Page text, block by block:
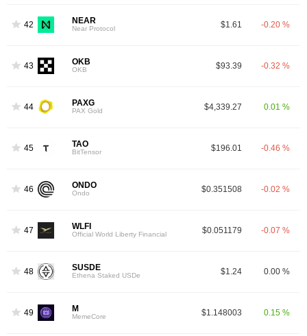
42 NEAR
Near Protocol $1.61 -0.20 %
43 OKB
OKB $93.39 -0.32 %
44 PAXG
PAX Gold $4,339.27 0.01 %
45 TAO
BitTensor $196.01 -0.46 %
46 ONDO
Ondo $0.351508 -0.02 %
47 WLFI
Official World Liberty Financial $0.051179 -0.07 %
48 SUSDE
Ethena Staked USDe $1.24 0.00 %
49 M
MemeCore $1.148003 0.15 %